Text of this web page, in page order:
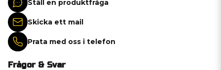
Ställ en produktfråga
Skicka ett mail
Prata med oss i telefon
Frågor & Svar